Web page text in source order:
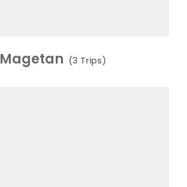
Magetan (3 Trips)